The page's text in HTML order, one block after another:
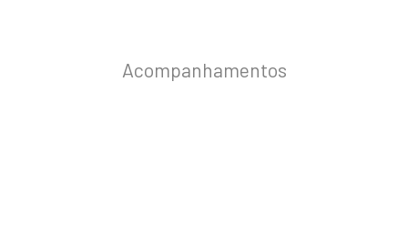
Acompanhamentos